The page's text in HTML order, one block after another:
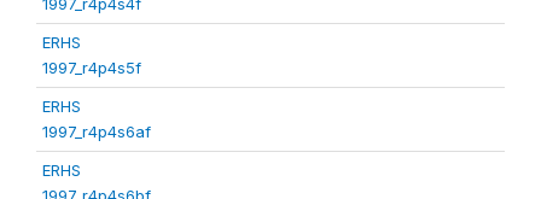
ERHS
1997_r4p4s5f
ERHS
1997_r4p4s6af
ERHS
1997_r4p4s6bf